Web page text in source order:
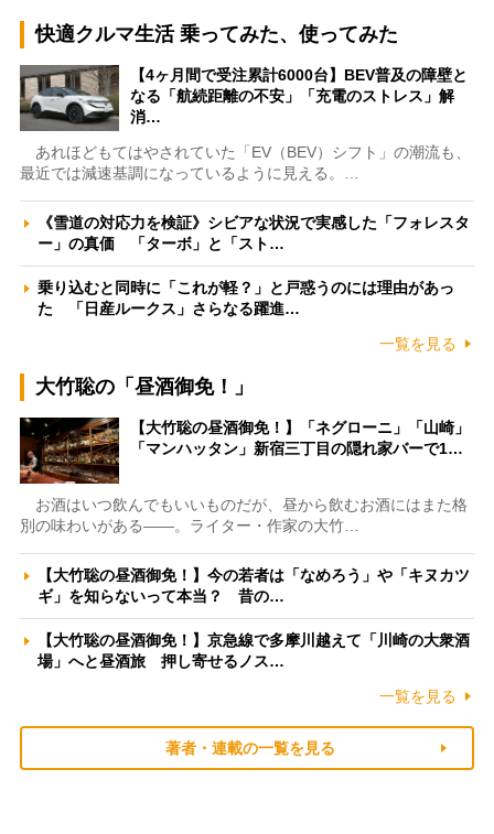
快適クルマ生活 乗ってみた、使ってみた
【4ヶ月間で受注累計6000台】BEV普及の障壁と
なる「航続距離の不安」「充電のストレス」解
消…
あれほどもてはやされていた「EV（BEV）シフト」の潮流も、
最近では減速基調になっているように見える。…
《雪道の対応力を検証》シビアな状況で実感した「フォレスタ
ー」の真価 「ターボ」と「スト…
乗り込むと同時に「これが軽？」と戸惑うのには理由があっ
た 「日産ルークス」さらなる躍進…
一覧を見る
大竹聡の「昼酒御免！」
【大竹聡の昼酒御免！】「ネグローニ」「山崎」
「マンハッタン」新宿三丁目の隠れ家バーで1…
お酒はいつ飲んでもいいものだが、昼から飲むお酒にはまた格
別の味わいがある――。ライター・作家の大竹…
【大竹聡の昼酒御免！】今の若者は「なめろう」や「キヌカツ
ギ」を知らないって本当？ 昔の…
【大竹聡の昼酒御免！】京急線で多摩川越えて「川崎の大衆酒
場」へと昼酒旅 押し寄せるノス…
一覧を見る
著者・連載の一覧を見る